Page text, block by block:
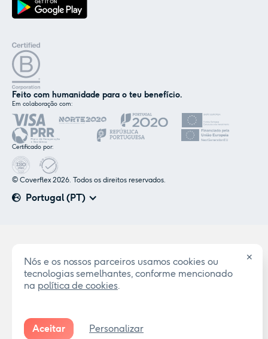
Feito com humanidade para o teu benefício.
Em colaboração com:
Certificado por:
Portugal (PT)
© Coverflex 2026. Todos os direitos reservados.
Nós e os nossos parceiros usamos cookies ou
tecnologias semelhantes, conforme mencionado
na política de cookies.
Aceitar Personalizar
✕